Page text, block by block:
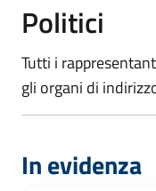
Politici
Tutti i
gli organi di
In evidenza